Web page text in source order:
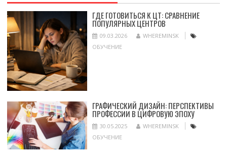
ГДЕ ГОТОВИТЬСЯ К ЦТ: СРАВНЕНИЕ
ПОПУЛЯРНЫХ ЦЕНТРОВ
09.03.2026
WHEREMINSK
ОБУЧЕНИЕ
ГРАФИЧЕСКИЙ ДИЗАЙН: ПЕРСПЕКТИВЫ
ПРОФЕССИИ В ЦИФРОВУЮ ЭПОХУ
30.05.2025
WHEREMINSK
ОБУЧЕНИЕ